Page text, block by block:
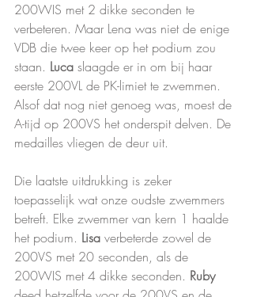
200WIS met 2 dikke seconden te
verbeteren. Maar Lena was niet de enige
VDB die twee keer op het podium zou
staan. Luca slaagde er in om bij haar
eerste 200VL de PK-limiet te zwemmen.
Alsof dat nog niet genoeg was, moest de
A-tijd op 200VS het onderspit delven. De
medailles vliegen de deur uit.
Die laatste uitdrukking is zeker
toepasselijk wat onze oudste zwemmers
betreft. Elke zwemmer van kern 1 haalde
het podium. Lisa verbeterde zowel de
200VS met 20 seconden, als de
200WIS met 4 dikke seconden. Ruby